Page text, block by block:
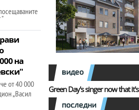
на
от 40 000
„Васил
видео
Green Day's singer now that
последни